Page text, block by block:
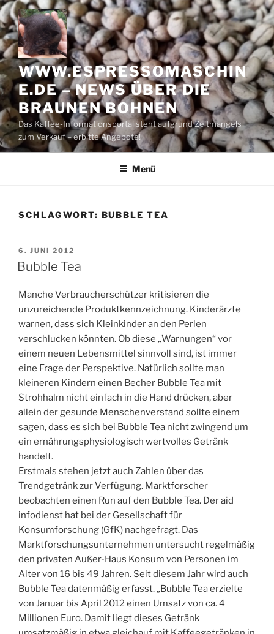
Zum
Inhalt
springen
WWW.ESPRESSOMASCHIN
E.DE – NEWS ÜBER DIE
BRAUNEN BOHNEN
Das Kaffee-Informationsportal steht aufgrund Zeitmangels
zum Verkauf – erbitte Angebote!
Menü
SCHLAGWORT: BUBBLE TEA
VERÖFFENTLICHT
AM
6. JUNI 2012
Bubble Tea
Manche Verbraucherschützer kritisieren die
unzureichende Produktkennzeichnung. Kinderärzte
warnen, dass sich Kleinkinder an den Perlen
verschlucken könnten. Ob diese „Warnungen“ vor
einem neuen Lebensmittel sinnvoll sind, ist immer
eine Frage der Perspektive. Natürlich sollte man
kleineren Kindern einen Becher Bubble Tea mit
Strohhalm nicht einfach in die Hand drücken, aber
allein der gesunde Menschenverstand sollte einem
sagen, dass es sich bei Bubble Tea nicht zwingend um
ein ernährungsphysiologisch wertvolles Getränk
handelt.
Erstmals stehen jetzt auch Zahlen über das
Trendgetränk zur Verfügung. Marktforscher
beobachten einen Run auf den Bubble Tea. Der aid
infodienst hat bei der Gesellschaft für
Konsumforschung (GfK) nachgefragt. Das
Marktforschungsunternehmen untersucht regelmäßig
den privaten Außer-Haus Konsum von Personen im
Alter von 16 bis 49 Jahren. Seit diesem Jahr wird auch
Bubble Tea datenmäßig erfasst. „Bubble Tea erzielte
von Januar bis April 2012 einen Umsatz von ca. 4
Millionen Euro. Damit liegt dieses Getränk